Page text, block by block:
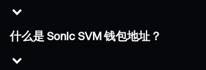
什么是 Sonic SVM 钱包地址？